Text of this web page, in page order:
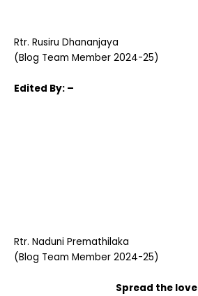
Rtr. Rusiru Dhananjaya
(Blog Team Member 2024-25)
Edited By: –
Rtr. Naduni Premathilaka
(Blog Team Member 2024-25)
Spread the love